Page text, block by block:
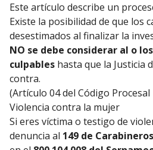
Este artículo describe un
Existe la posibilidad de que los
desestimados al finalizar la
NO se debe considerar al o
culpables hasta que la Justicia
contra.
(Artículo 04 del Código Procesal
Violencia contra la mujer
Si eres víctima o testigo de
denuncia al 149 de Carabineros